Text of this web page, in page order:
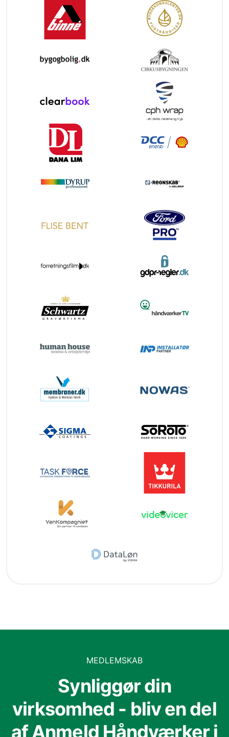
MEDLEMSKAB
Synliggør din
virksomhed - bliv en del
af Anmeld Håndværker i